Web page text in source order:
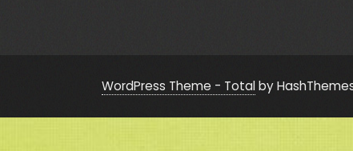
WordPress Theme - Totalby